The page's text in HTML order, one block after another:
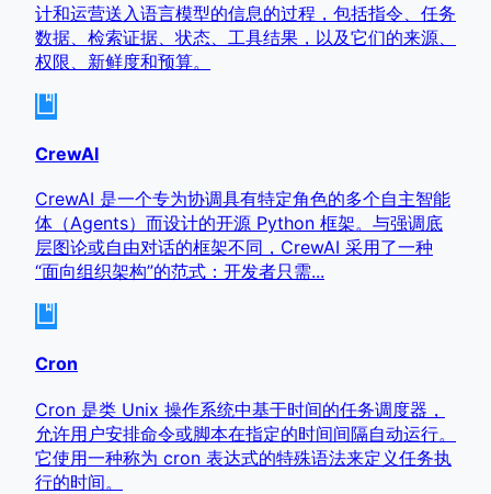
计和运营送入语言模型的信息的过程，包括指令、任务
数据、检索证据、状态、工具结果，以及它们的来源、
权限、新鲜度和预算。
CrewAI
CrewAI 是一个专为协调具有特定角色的多个自主智能
体（Agents）而设计的开源 Python 框架。与强调底
层图论或自由对话的框架不同，CrewAI 采用了一种
“面向组织架构”的范式：开发者只需...
Cron
Cron 是类 Unix 操作系统中基于时间的任务调度器，
允许用户安排命令或脚本在指定的时间间隔自动运行。
它使用一种称为 cron 表达式的特殊语法来定义任务执
行的时间。